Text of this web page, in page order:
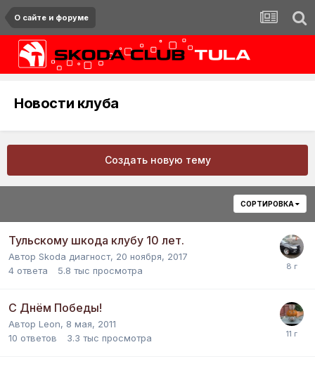
О сайте и форуме
Новости клуба
Создать новую тему
СОРТИРОВКА
Тульскому шкода клубу 10 лет.
Автор Skoda диагност, 20 ноября, 2017
4 ответа 5.8 тыс просмотра
С Днём Победы!
Автор Leon, 8 мая, 2011
10 ответов 3.3 тыс просмотра